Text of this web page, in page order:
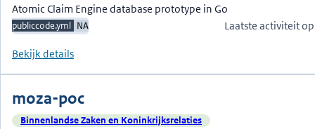
Atomic Claim Engine database prototype in Go
publiccode.yml NA Laatste activiteit
Bekijk details
moza-poc
Binnenlandse Zaken en Koninkrijksrelaties